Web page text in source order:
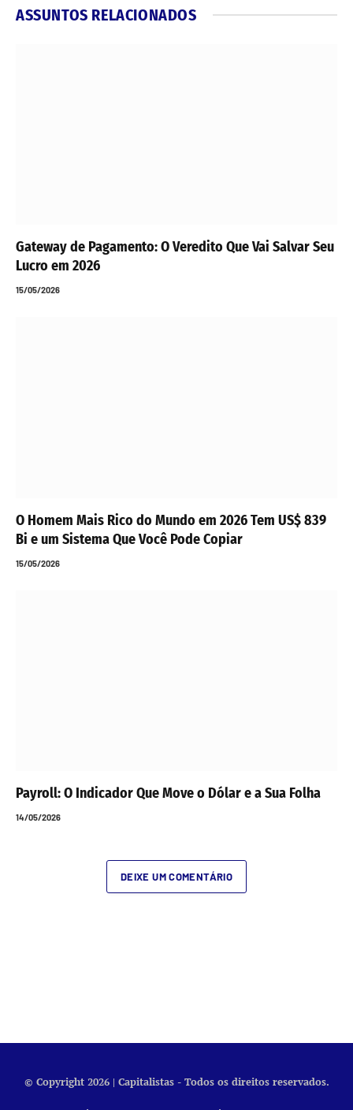
ASSUNTOS RELACIONADOS
Gateway de Pagamento: O Veredito Que Vai Salvar Seu
Lucro em 2026
15/05/2026
O Homem Mais Rico do Mundo em 2026 Tem US$ 839
Bi e um Sistema Que Você Pode Copiar
15/05/2026
Payroll: O Indicador Que Move o Dólar e a Sua Folha
14/05/2026
DEIXE UM COMENTÁRIO
© Copyright 2026 | Capitalistas - Todos os direitos reservados.